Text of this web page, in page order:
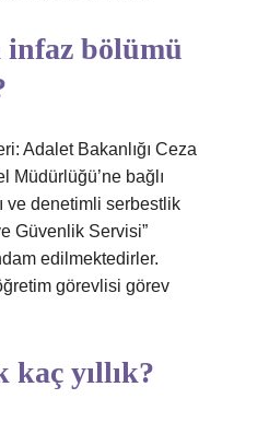
infaz bölümü
Adalet Bakanlığı Ceza
Müdürlüğü’ne bağlı
ve denetimli serbestlik
Güvenlik Servisi”
edilmektedirler.
görevlisi görev
kaç yıllık?